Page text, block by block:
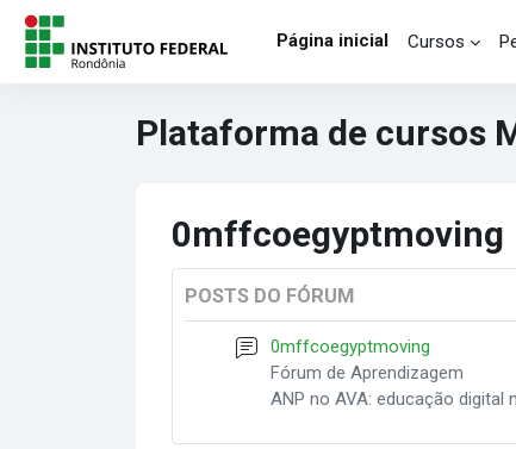
Ir para o conteúdo principal
Página inicial
Cursos
Plataforma de cursos
0mffcoegyptmoving
POSTS DO FÓRUM
0mffcoegyptmoving
Fórum de Aprendizagem
ANP no AVA: educação digital